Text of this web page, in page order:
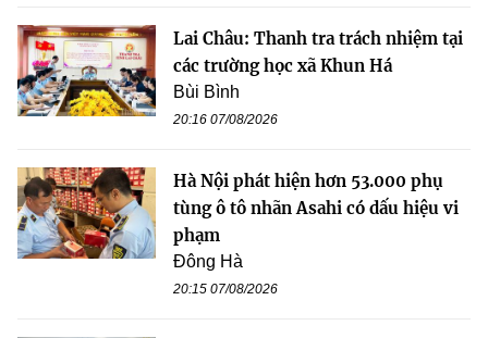
Lai Châu: Thanh tra trách nhiệm tại
các trường học xã Khun Há
Bùi Bình
20:16 07/08/2026
Hà Nội phát hiện hơn 53.000 phụ
tùng ô tô nhãn Asahi có dấu hiệu vi
phạm
Đông Hà
20:15 07/08/2026